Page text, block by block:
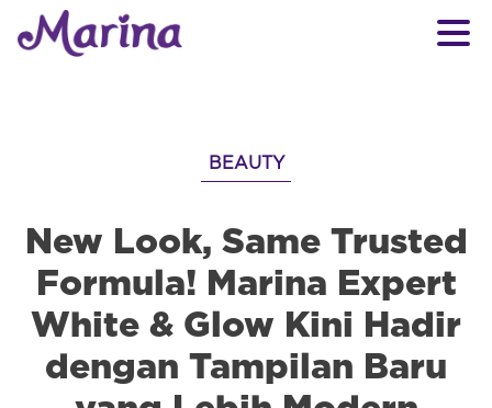
BEAUTY
New Look, Same Trusted
Formula! Marina Expert
White & Glow Kini Hadir
dengan Tampilan Baru